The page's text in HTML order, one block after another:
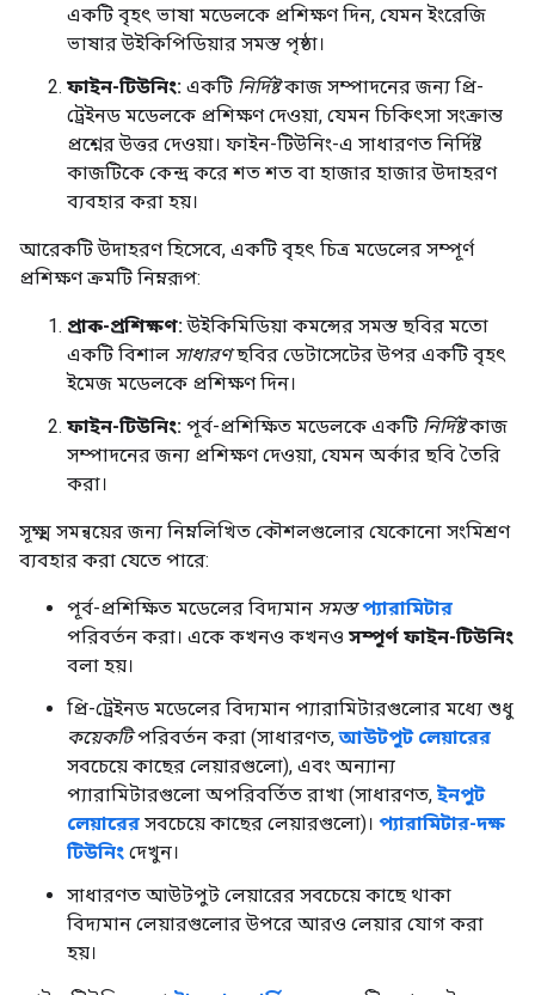
একটি বৃহৎ ভাষা মডেলকে প্রশিক্ষণ দিন, যেমন ইংরেজি
ভাষার উইকিপিডিয়ার সমস্ত পৃষ্ঠা।
ফাইন-টিউনিং: একটি নির্দিষ্টকাজ সম্পাদনের জন্য প্রি-
ট্রেইনড মডেলকে প্রশিক্ষণ দেওয়া, যেমন চিকিৎসা সংক্রান্ত
প্রশ্নের উত্তর দেওয়া। ফাইন-টিউনিং-এ সাধারণত নির্দিষ্ট
কাজটিকে কেন্দ্র করে শত শত বা হাজার হাজার উদাহরণ
ব্যবহার করা হয়।
আরেকটি উদাহরণ হিসেবে, একটি বৃহৎ চিত্র মডেলের সম্পূর্ণ
প্রশিক্ষণ ক্রমটি নিম্নরূপ:
প্রাক-প্রশিক্ষণ:উইকিমিডিয়া কমন্সের সমস্ত ছবির মতো
একটি বিশাল সাধারণছবির ডেটাসেটের উপর একটি বৃহৎ
ইমেজ মডেলকে প্রশিক্ষণ দিন।
ফাইন-টিউনিং: পূর্ব-প্রশিক্ষিত মডেলকে একটি নির্দিষ্টকাজ
সম্পাদনের জন্য প্রশিক্ষণ দেওয়া, যেমন অর্কার ছবি তৈরি
করা।
সূক্ষ্ম সমন্বয়ের জন্য নিম্নলিখিত কৌশলগুলোর যেকোনো সংমিশ্রণ
ব্যবহার করা যেতে পারে:
পূর্ব-প্রশিক্ষিত মডেলের বিদ্যমান সমস্ত প্যারামিটার
পরিবর্তন করা। একে কখনও কখনও সম্পূর্ণ ফাইন-টিউনিং
বলা হয়।
প্রি-ট্রেইনড মডেলের বিদ্যমান প্যারামিটারগুলোর মধ্যে শুধু
কয়েকটিপরিবর্তন করা (সাধারণত,আউটপুট লেয়ারের
সবচেয়ে কাছের লেয়ারগুলো), এবং অন্যান্য
প্যারামিটারগুলো অপরিবর্তিত রাখা (সাধারণত, ইনপুট
লেয়ারের সবচেয়ে কাছের লেয়ারগুলো)। প্যারামিটার-দক্ষ
টিউনিং দেখুন।
সাধারণত আউটপুট লেয়ারের সবচেয়ে কাছে থাকা
বিদ্যমান লেয়ারগুলোর উপরে আরও লেয়ার যোগ করা
হয়।